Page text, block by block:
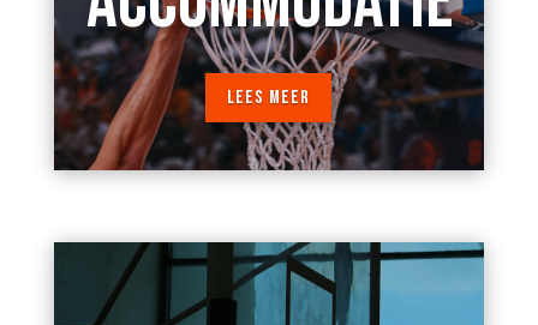
LEES MEER